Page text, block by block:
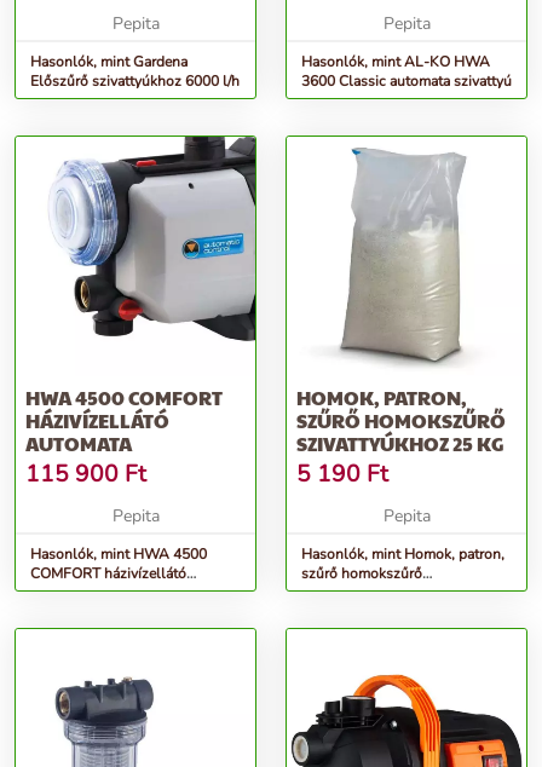
Pepita
Hasonlók, mint Gardena
Előszűrő szivattyúkhoz 6000 l/h
Pepita
Hasonlók, mint AL-KO HWA
3600 Classic automata szivattyú
HWA 4500 COMFORT
HÁZIVÍZELLÁTÓ
AUTOMATA
115 900 Ft
Pepita
Hasonlók, mint HWA 4500
COMFORT házivízellátó
automata
HOMOK, PATRON,
SZŰRŐ HOMOKSZŰRŐ
SZIVATTYÚKHOZ 25 KG
5 190 Ft
Pepita
Hasonlók, mint Homok, patron,
szűrő homokszűrő
szivattyúkhoz 25 kg